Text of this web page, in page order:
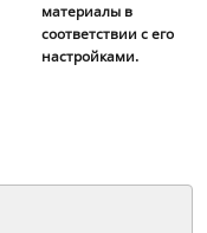
материалы в
соответствии с его
настройками.